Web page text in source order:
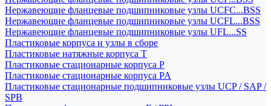
Нержавеющие фланцевые подшипниковые узлы UCFC...BSS
Нержавеющие фланцевые подшипниковые узлы UCFL...BSS
Нержавеющие фланцевые подшипниковые узлы UFL...SS
Пластиковые корпуса и узлы в сборе
Пластиковые натяжные корпуса T
Пластиковые стационарные корпуса P
Пластиковые стационарные корпуса PA
Пластиковые стационарные подшипниковые узлы UCP / SAP /
SPB